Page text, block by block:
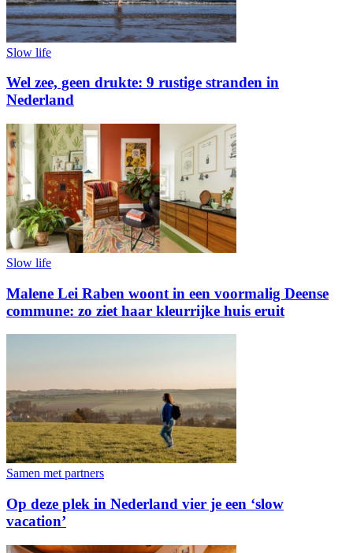
Slow life
Wel zee, geen drukte: 9 rustige stranden in
Nederland
Slow life
Malene Lei Raben woont in een voormalig Deense
commune: zo ziet haar kleurrijke huis eruit
Samen met partners
Op deze plek in Nederland vier je een ‘slow
vacation’